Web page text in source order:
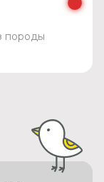
породы